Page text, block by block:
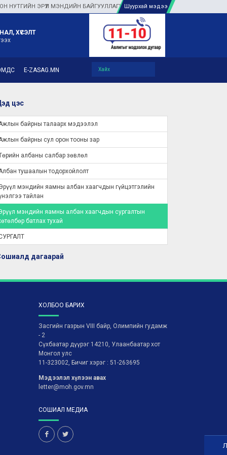
ЭРҮҮЛ МЭНДИЙН БАЙГУУЛЛАГУУДАД ТУЛГАМДАЖ БУЙ АСУУДЛЫГ
Шуурхай мэдээ
ХҮСЭЛТ
E-ZASAG.MN
цэс
байрны талаарх мэдээлэл
байрны сул орон тооны зар
албаны салбар зөвлөл
тушаалын тодорхойлолт
мэндийн яамны албан хаагчдын гүйцэтгэлийн
тайлан
мэндийн яамны албан хаагчдын сургалтын
батлах тухай
дагаарай
ХОЛБОО БАРИХ
Засгийн газрын VIII байр, Олимпийн гудамж
- 2
Сүхбаатар дүүрэг 14210, Улаанбаатар хот
Монгол улс
11-323002, Бичиг хэрэг : 51-263695
Мэдээлэл хүлээн авах
letter@moh.gov.mn
СОШИАЛ МЕДИА